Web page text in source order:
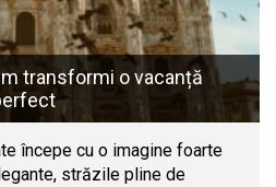
transformi o vacanță
începe cu o imagine foarte
străzile pline de